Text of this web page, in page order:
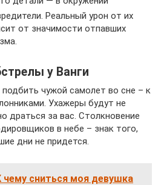
Реальный урон от их
от значимости отпавших
у Ванги
чужой самолет во сне – к
Ухажеры будут не
драться за вас. Столкновение
в небе – знак того,
дни не придется.
чему сниться моя девушка